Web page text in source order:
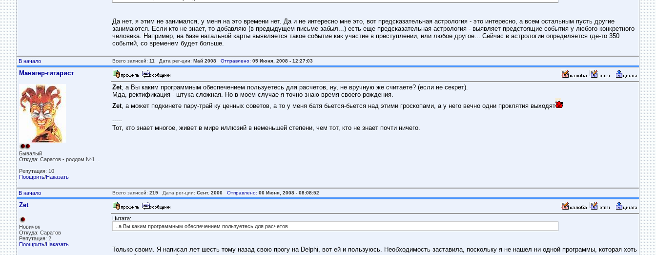
Да нет, я этим не занимался, у меня на это времени нет. Да и не интересно мне это, вот предсказательная астрология - это интересно, а всем остальным пусть другие
занимаются. Если кто не знает, то добавляю (в предыдущем письме забыл...) есть еще предсказательная астрология - выявляет предстоящие события у любого конкретного
человека. Например, на базе натальной карты выявляется такое событие как участие в преступлении, или любое другое... Сейчас в астрологии определяется где-то 350
событий, со временем будет больше.
В начало Всего записей: 11 Дата рег-ции: Май 2008 Отправлено: 05 Июня, 2008 - 12:27:03
Манагер-гитарист
Бывалый
Откуда: Саратов - роддом №1 ...
Репутация: 10
Поощрить/Наказать
Zet, а Вы каким программным обеспечением пользуетесь для расчетов, ну, не вручную же считаете? (если не секрет).
Мда, ректификация - штука сложная. Но в моем случае я точно знаю время своего рождения.
Zet, а может подкинете пару-трай ку ценных советов, а то у меня батя бьется-бьется над этими гроскопами, а у него вечно одни проклятия выходят
-----
Тот, кто знает многое, живет в мире иллюзий в неменьшей степени, чем тот, кто не знает почти ничего.
В начало Всего записей: 219 Дата рег-ции: Сент. 2006 Отправлено: 06 Июня, 2008 - 08:08:52
Zet
Новичок
Откуда: Саратов
Репутация: 2
Поощрить/Наказать
Цитата:
...а Вы каким программным обеспечением пользуетесь для расчетов
Только своим. Я написал лет шесть тому назад свою прогу на Delphi, вот ей и пользуюсь. Необходимость заставила, поскольку я не нашел ни одной программы, которая хоть